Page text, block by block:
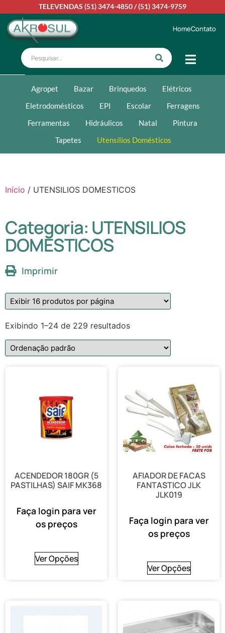
TELEVENDAS (51) 3474-4850/(51) 3474-9759
HomeContato
Agropet Bazar Brinquedos
Elétricos
Eletrodomésticos
EPI Escolar
Ferragens
Ferramentas
Hidráulicos Natal
Pintura
Tapetes
Utensílios Domésticos
Início / UTENSILIOS DOMESTICOS
Categoria: UTENSILIOS
DOMESTICOS
Imprimir
Exibindo 1–24 de 229 resultados
ACENDEDOR 180GR (5
PASTILHAS) SAIF MK368
Faça login para ver
os preços
Ver Opções
AFIADOR DE FACAS
FANTASTICO JLK
JLK019
Faça login para ver
os preços
Ver Opções